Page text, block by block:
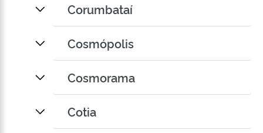
Corumbataí
Cosmópolis
Cosmorama
Cotia